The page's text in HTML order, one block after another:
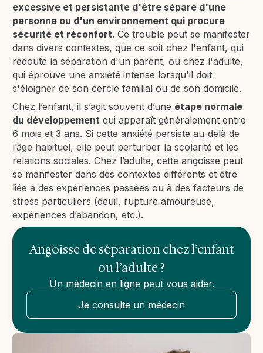
excessive et persistante d'être séparé d'une
personne ou d'un environnement qui procure
sécurité et réconfort. Ce trouble peut se manifester
dans divers contextes, que ce soit chez l'enfant, qui
redoute la séparation d'un parent, ou chez l'adulte,
qui éprouve une anxiété intense lorsqu'il doit
s'éloigner de son cercle familial ou de son domicile.
Chez l’enfant, il s’agit souvent d’une étape normale
du développement qui apparaît généralement entre
6 mois et 3 ans. Si cette anxiété persiste au-delà de
l’âge habituel, elle peut perturber la scolarité et les
relations sociales. Chez l’adulte, cette angoisse peut
se manifester dans des contextes différents et être
liée à des expériences passées ou à des facteurs de
stress particuliers (deuil, rupture amoureuse,
expériences d’abandon, etc.).
Angoisse de séparation chez l’enfant
ou l’adulte ?
Un médecin en ligne peut vous aider.
Je consulte un médecin